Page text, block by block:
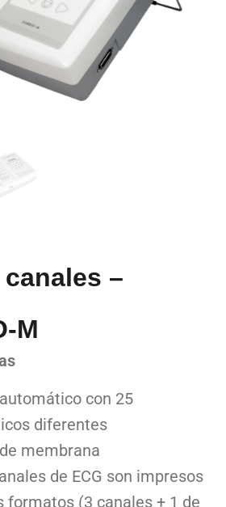
canales –
M
con 25
diferentes
membrana
de ECG son impresos
formatos (3 canales + 1 de